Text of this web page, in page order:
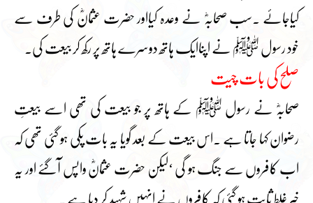
کیاجائے ۔سب صحابہؓ نے وعدہ کیااور حضرت عثمانؓ کی طرف سے
خود رسول ﷺ نے اپناایک ہاتھ دوسرے ہاتھ پر رکھ کر بیعت کی۔
صلح کی بات چیت
صحابہؓ نے رسول ﷺ کے ہاتھ پر جو بیعت کی تھی اسے بیعتِ
رضوان کہا جاتا ہے ۔اس بیعت کے بعد گویا یہ بات پکی ہو گئی تھی کہ
اب کافروں سے جنگ ہو گی ‘لیکن حضرت عثمانؓ واپس آگئے اور یہ
خبر غلط ثابت ہو گئی کہ کافروں نے انہیں شہید کر دیا ہے ۔